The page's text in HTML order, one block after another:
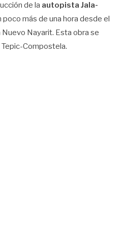
de la autopista Jala-
poco más de una hora desde el
Nayarit. Esta obra se
Compostela.